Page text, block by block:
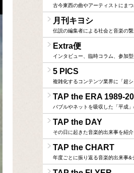
古今東西の曲やアーティストにま
月刊キヨシ
伝説の編集者による社会と音楽の繋
Extra便
インタビュー、臨時コラム、参加
5 PICS
複雑化するコンテンツ業界に「超シ
TAP the ERA 1989-
バブルやネットを吸収した「平成
TAP the DAY
その日に起きた音楽的出来事を紹介
TAP the CHART
年度ごとに振り返る音楽的出来事&